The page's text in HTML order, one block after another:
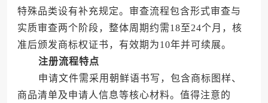
特殊品类设有补充规定。审查流程包含形式审查与
实质审查两个阶段，整体周期约需18至24个月，核
准后颁发商标权证书，有效期为10年并可续展。
注册流程特点
申请文件需采用朝鲜语书写，包含商标图样、
商品清单及申请人信息等核心材料。值得注意的